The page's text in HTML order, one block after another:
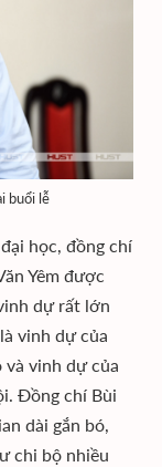
buổi lễ
học, đồng chí
Yêm được
dự rất lớn
vinh dự của
và vinh dự của
Đồng chí Bùi
dài gắn bó,
chi bộ nhiều